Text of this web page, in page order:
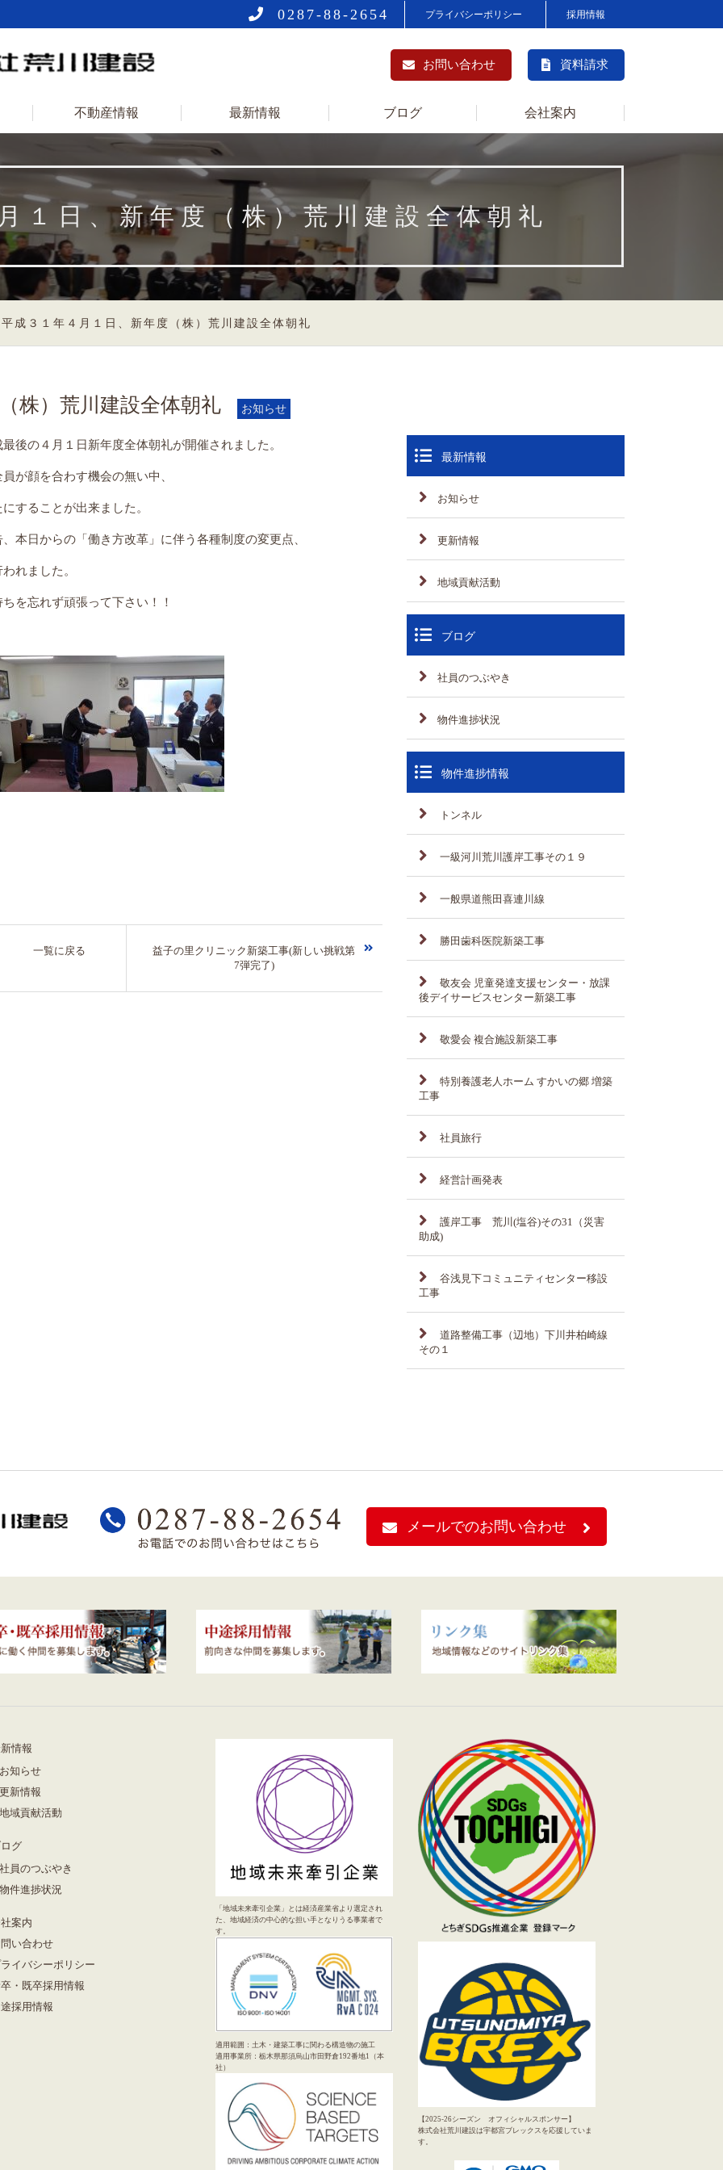
0287-88-2654 プライバシーポリシー 採用情報
お問い合わせ 資料請求
不動産情報 最新情報 ブログ 会社案内
１日、新年度（株）荒川建設全体朝礼
平成３１年４月１日、新年度（株）荒川建設全体朝礼
株）荒川建設全体朝礼 お知らせ
後の４月１日新年度全体朝礼が開催されました。
が顔を合わす機会の無い中、
することが出来ました。
本日からの「働き方改革」に伴う各種制度の変更点、
れました。
を忘れず頑張って下さい！！
一覧に戻る
益子の里クリニック新築工事(新しい挑戦第
7弾完了)
最新情報
お知らせ
更新情報
地域貢献活動
ブログ
社員のつぶやき
物件進捗状況
物件進捗情報
トンネル
一級河川荒川護岸工事その１９
一般県道熊田喜連川線
勝田歯科医院新築工事
敬友会 児童発達支援センター・放課
後デイサービスセンター新築工事
敬愛会 複合施設新築工事
特別養護老人ホーム すかいの郷 増築
工事
社員旅行
経営計画発表
護岸工事 荒川(塩谷)その31（災害
助成)
谷浅見下コミュニティセンター移設
工事
道路整備工事（辺地）下川井柏崎線
その１
メールでのお問い合わせ
情報
知らせ
新情報
域貢献活動
グ
員のつぶやき
件進捗状況
案内
い合わせ
イバシーポリシー
・既卒採用情報
採用情報
「地域未来牽引企業」とは経済産業省より選定され
た、地域経済の中心的な担い手となりうる事業者で
す。
適用範囲：土木・建築工事に関わる構造物の施工
適用事業所：栃木県那須烏山市田野倉192番地1（本
社）
【2025-26シーズン オフィシャルスポンサー】
株式会社荒川建設は宇都宮ブレックスを応援していま
す。